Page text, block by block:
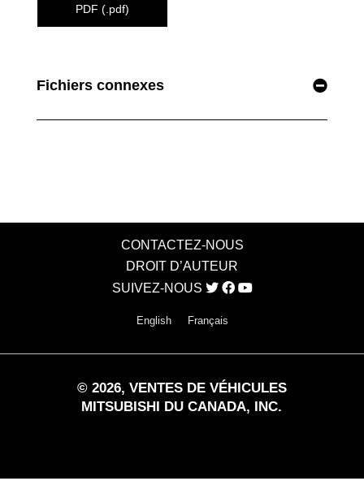
PDF (.pdf)
Fichiers connexes
CONTACTEZ-NOUS
DROIT D’AUTEUR
SUIVEZ-NOUS
English Français
© 2026, VENTES DE VÉHICULES
MITSUBISHI DU CANADA, INC.